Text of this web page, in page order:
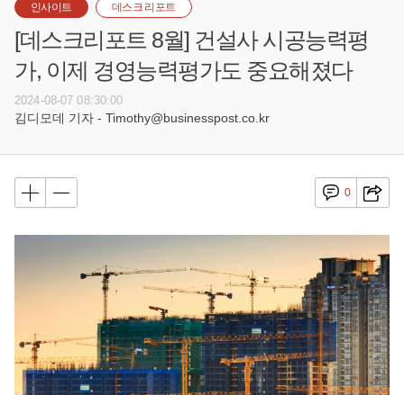
인사이트 데스크 리포트
[데스크리포트 8월] 건설사 시공능력평
가, 이제 경영능력평가도 중요해졌다
2024-08-07 08:30:00
김디모데 기자 - Timothy@businesspost.co.kr
0